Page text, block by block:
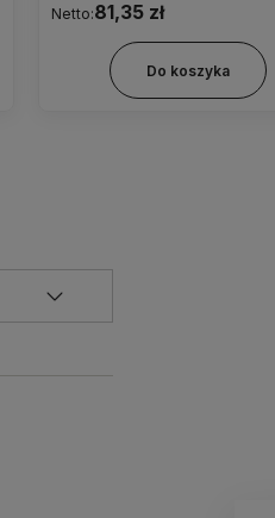
Netto:81,35 zł
Do koszyka